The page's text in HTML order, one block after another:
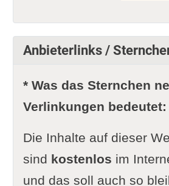
Anbieterlinks /
* Was das Sternchen
Verlinkungen bedeutet:
Die Inhalte auf dieser
sind kostenlos im
und das soll auch so